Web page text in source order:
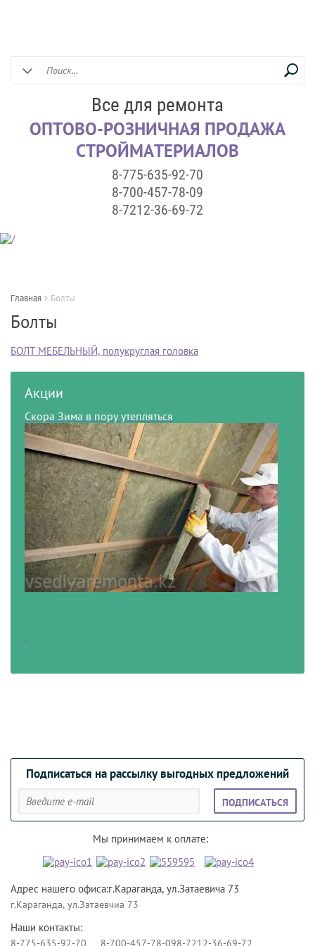
Все для ремонта
ОПТОВО-РОЗНИЧНАЯ ПРОДАЖА
СТРОЙМАТЕРИАЛОВ
8-775-635-92-70
8-700-457-78-09
8-7212-36-69-72
Главная > Болты
Болты
БОЛТ МЕБЕЛЬНЫЙ, полукруглая головка
Акции
Скора Зима в пору утепляться
Подписаться на рассылку выгодных предложений
ПОДПИСАТЬСЯ
Мы принимаем к оплате:
Адрес нашего офиса:г.Караганда, ул.Затаевича 73
г.Караганда, ул.Затаевчиа 73
Наши контакты:
8-775-635-92-70 8-700-457-78-098-7212-36-69-72